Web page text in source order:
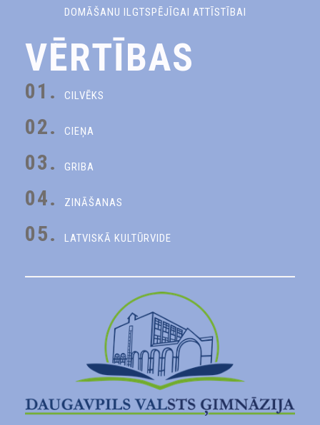
DOMĀŠANU ILGTSPĒJĪGAI ATTĪSTĪBAI
VĒRTĪBAS
01. CILVĒKS
02. CIEŅA
03. GRIBA
04. ZINĀŠANAS
05. LATVISKĀ KULTŪRVIDE